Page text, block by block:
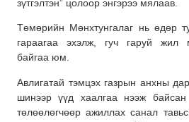
зүтгэлтэн” цолоор энгэрээ мялаав.
Төмөрийн Мөнхтунгалаг нь өдөр
гараагаа эхэлж, гуч гаруй жил
байгаа юм.
Авлигатай тэмцэх газрын анхны
шинээр үүд хаалгаа нээж байсан
төлөөлөгчөөр ажиллах санал